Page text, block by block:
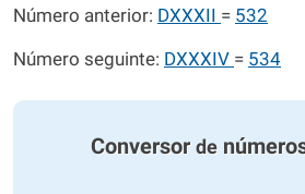
Número anterior: DXXXII = 532
Número seguinte: DXXXIV = 534
Conversor de